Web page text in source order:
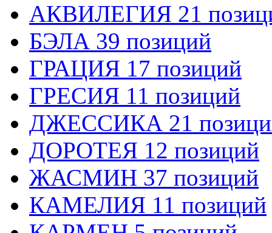
АКВИЛЕГИЯ 21
БЭЛА 39 позиций
ГРАЦИЯ 17 позиций
ГРЕСИЯ 11 позиций
ДЖЕССИКА 21
ДОРОТЕЯ 12 позиций
ЖАСМИН 37 позиций
КАМЕЛИЯ 11 позиций